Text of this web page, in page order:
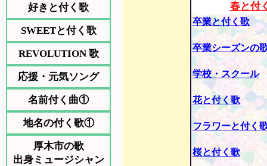
好きと付く歌
SWEETと付く歌
REVOLUTION 歌
応援・元気ソング
名前付く曲①
地名の付く歌①
厚木市の歌
出身ミュージシャン
春と付
卒業と付く歌
卒業シーズンの
学校・スクール
花と付く歌
フラワーと付く
桜と付く歌